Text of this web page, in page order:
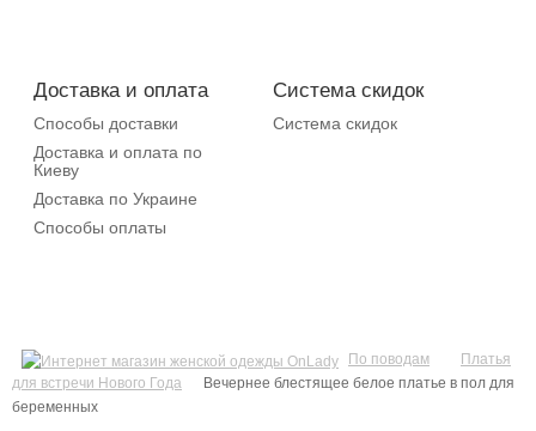
Доставка и оплата
Способы доставки
Доставка и оплата по
Киеву
Доставка по Украине
Способы оплаты
Система скидок
Система скидок
По поводам
Платья
для встречи Нового Года
Вечернее блестящее белое платье в пол для
беременных